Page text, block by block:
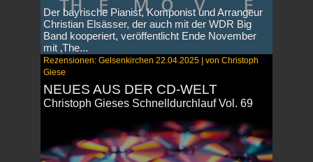
Der bayrische Pianist, Komponist und Arrangeur
Christian Elsässer, der auch mit der WDR Big
Band kooperiert, veröffentlicht Ende November
mit ‚The...
Rezensionen: Gelsenkirchen 22.04.2025 | von Christoph
Giese
NEUES AUS DER CD-WELT
Christoph Gieses Schnelldurchlauf Vol. 69